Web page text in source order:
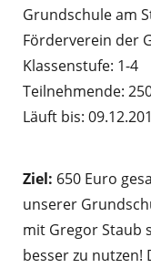
Grundschule am
Förderverein der
Klassenstufe: 1-4
Teilnehmende:
Läuft bis:
Ziel: 650 Euro
unserer
mit Gregor Staub
besser zu nutzen!